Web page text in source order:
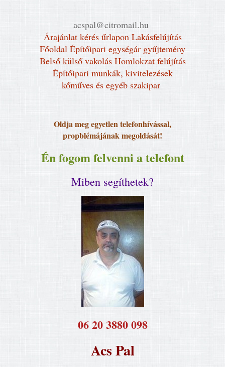
acspal@citromail.hu
Árajánlat kérés űrlapon Lakásfelújítás
Főoldal Építőipari egységár gyűjtemény
Belső külső vakolás Homlokzat felújítás
Építőipari munkák, kivitelezések
kőműves és egyéb szakipar
Oldja meg egyetlen telefonhívással,
propblémájának megoldását!
Én fogom felvenni a telefont
Miben segíthetek?
​06 20 3880 098
Acs Pal